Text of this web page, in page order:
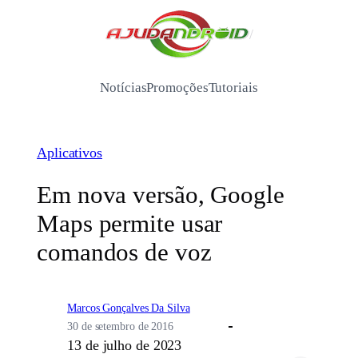
/
NotíciasPromoçõesTutoriais
Aplicativos
Em nova versão, Google
Maps permite usar
comandos de voz
Marcos Gonçalves Da Silva
30 de setembro de 2016
13 de julho de 2023